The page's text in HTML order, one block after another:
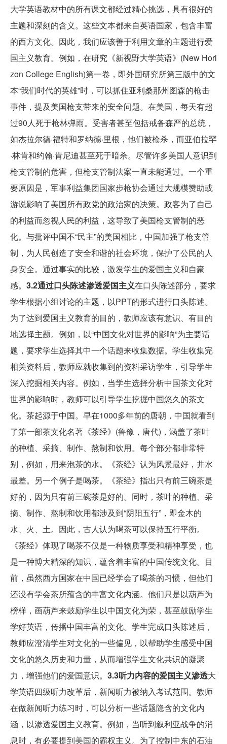
大学英语教材中的所有课文都经过精心挑选，具有很好的
主题和深刻的含义。这些文本都来自英语国家，包含丰富
的西方文化。因此，我们应该善于利用文章的主题进行爱
国主义教育。例如，在研究《新视野大学英语》(New Hori
zon College English)第一卷，即外国研究所第三版中的文
本“我们时代的英雄”时，可以抓住亚利桑那州图森的枪击
事件，提及美国枪支带来的安全问题。在美国，每天有超
过90人死于枪林弹雨。受害者甚至包括戒备森严的总统，
如杰拉尔德·福特和罗纳德·里根，他们被枪杀，而亚伯拉罕
·林肯和约翰·肯尼迪甚至死于暗杀。尽管许多美国人意识到
枪支管制的危害，但枪支管制法案一直未能通过。一个重
要原因是，军事利益集团国家步枪协会通过大规模赞助或
游说影响了美国所有政党的政治家的决策。政客为了自己
的利益而忽视人民的利益，这导致了美国枪支管制的恶
化。与批评中国不“民主”的美国相比，中国加强了枪支管
制，为人民创造了安全和谐的社会环境，保护了公民的人
身安全。通过事实的比较，激发学生的爱国主义和自豪
感。 3.2通过口头陈述渗透爱国主义在口头陈述部分，要求
学生根据小组讨论的主题，以PPT的形式进行口头陈述。
为了达到爱国主义教育的目的，教师应该有意识、有目的
地选择主题。例如，以“中国文化对世界的影响”为主要话
题，要求学生选择其中一个话题来收集数据。学生收集完
相关资料后，教师应就收集到的资料采访学生，引导学生
深入挖掘相关内容。例如，当学生选择分析中国茶文化对
世界的影响时，教师可以引导学生挖掘中国悠久的茶文
化。茶起源于中国。早在1000多年前的唐朝，中国就看到
了第一部茶文化名著《茶经》(鲁豫，唐代)，涵盖了茶叶
的种植、采摘、制作、熬制和饮用。每个部分都非常特
别，例如，用来泡茶的水。《茶经》认为风景最好，井水
最差。另一个例子是喝茶。《茶经》指出只有前三碗茶是
好的，因为只有前三碗茶是好的。同时，茶叶的种植、采
摘、制作、熬制和饮用都涉及到“阴阳五行”，即金木的
水、火、土。因此，古人认为喝茶可以保持五行平衡。
《茶经》体现了喝茶不仅是一种物质享受和精神享受，也
是一种博大精深的知识，蕴含着丰富的中国传统文化。目
前，虽然西方国家在中国已经学会了喝茶的习惯，但他们
还没有学会茶所蕴含的丰富文化内涵。他们只是以葫芦为
榜样，画葫芦来鼓励学生以中国文化为荣，甚至鼓励学生
学好英语，传播中国丰富的文化。学生完成口头陈述后，
教师应澄清学生对文化的一些偏见，以帮助学生感受中国
文化的悠久历史和力量，从而增强学生文化共识的凝聚
力，增强他们的爱国意识。 3.3听力内容的爱国主义渗透大
学英语四级听力改革后，新闻听力被纳入考试范围。教师
在做新闻听力练习时，可以分析一些话题隐含的文化内
涵，以渗透爱国主义教育。例如，当听到叙利亚战争的消
息时，有必要提到美国的霸权主义。为了控制中东的石油